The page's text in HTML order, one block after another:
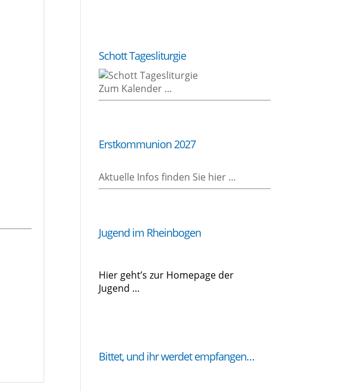
Schott Tages­lit­ur­gie
Zum Kalen­der …
Erst­kom­mu­ni­on 2027
Aktu­el­le Infos fin­den Sie hier …
Jugend im Rheinbogen
Hier geht’s zur Home­page der
Jugend …
Bit­tet, und ihr wer­det empfangen…